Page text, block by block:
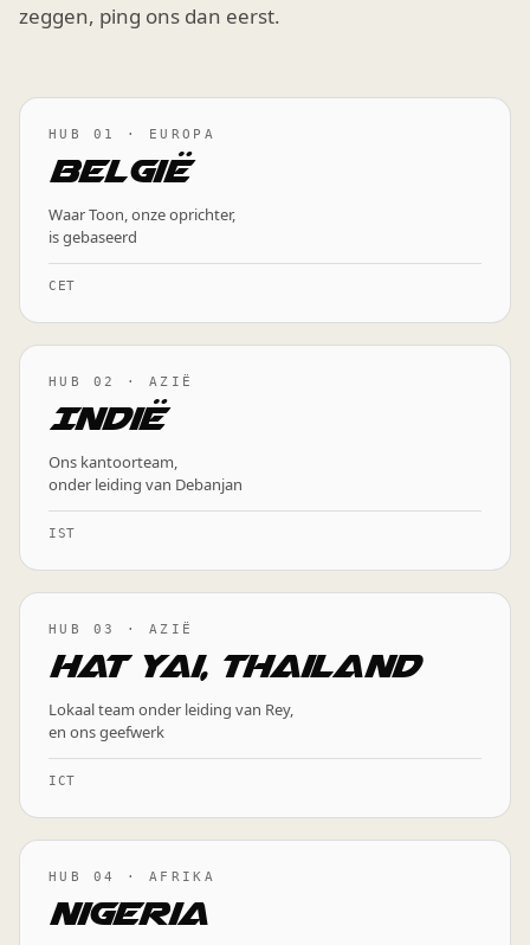
zeggen, ping ons dan eerst.
HUB 01 · EUROPA
België
Waar Toon, onze oprichter,
is gebaseerd
CET
HUB 02 · AZIË
Indië
Ons kantoorteam,
onder leiding van Debanjan
IST
HUB 03 · AZIË
Hat Yai, Thailand
Lokaal team onder leiding van Rey,
en ons geefwerk
ICT
HUB 04 · AFRIKA
Nigeria